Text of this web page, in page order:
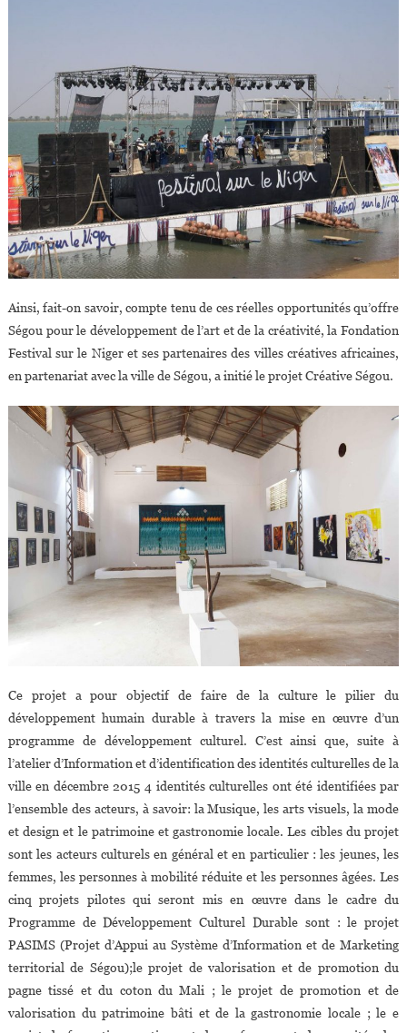
Ainsi, fait-on savoir, compte tenu de ces réelles opportunités qu’offre
Ségou pour le développement de l’art et de la créativité, la Fondation
Festival sur le Niger et ses partenaires des villes créatives africaines,
en partenariat avec la ville de Ségou, a initié le projet Créative Ségou.
Ce projet a pour objectif de faire de la culture le pilier du
développement humain durable à travers la mise en œuvre d’un
programme de développement culturel. C’est ainsi que, suite à
l’atelier d’Information et d’identification des identités culturelles de la
ville en décembre 2015 4 identités culturelles ont été identifiées par
l’ensemble des acteurs, à savoir: la Musique, les arts visuels, la mode
et design et le patrimoine et gastronomie locale. Les cibles du projet
sont les acteurs culturels en général et en particulier : les jeunes, les
femmes, les personnes à mobilité réduite et les personnes âgées. Les
cinq projets pilotes qui seront mis en œuvre dans le cadre du
Programme de Développement Culturel Durable sont : le projet
PASIMS (Projet d’Appui au Système d’Information et de Marketing
territorial de Ségou);le projet de valorisation et de promotion du
pagne tissé et du coton du Mali ; le projet de promotion et de
valorisation du patrimoine bâti et de la gastronomie locale ; le e